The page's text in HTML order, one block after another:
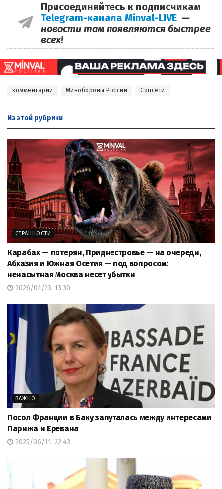
Присоединяйтесь к подписчикам
Telegram-канала Minval-LIVE —
новости там появляются быстрее
всех!
комментарии Минобороны России Соцсети
Из этой рубрики
СТРАННОСТИ
Карабах — потерян, Приднестровье — на очереди,
Абхазия и Южная Осетия — под вопросом:
ненасытная Москва несет убытки
2026/01/23, 13:30
ВАЖНО
Посол Франции в Баку запуталась между интересами
Парижа и Еревана
2025/06/11, 22:43